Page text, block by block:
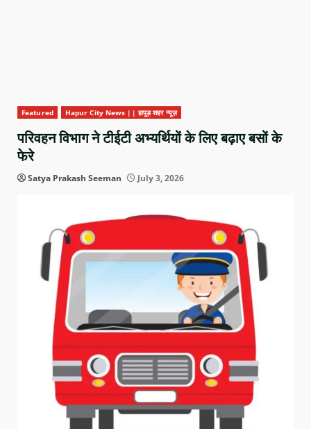
Featured Hapur City News || हापुड़ शहर न्यूज़
परिवहन विभाग ने टीईटी अभ्यर्थियों के लिए बढ़ाए बसों के
फेरे
Satya Prakash Seeman July 3, 2026